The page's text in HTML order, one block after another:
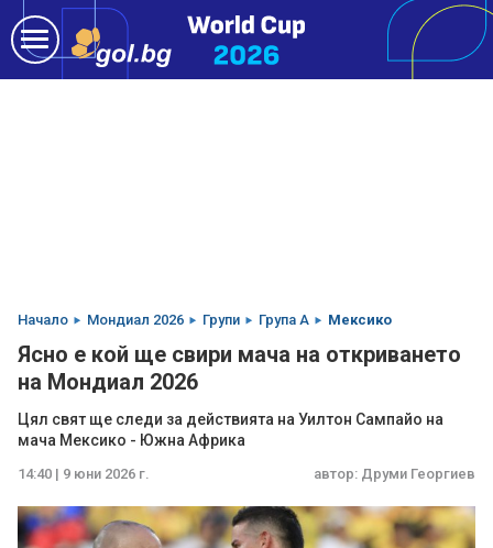
Начало Мондиал 2026 Групи Група A Мексико
Ясно е кой ще свири мача на откриването
на Мондиал 2026
Цял свят ще следи за действията на Уилтон Сампайо на
мача Мексико - Южна Африка
14:40 | 9 юни 2026 г. автор: Друми Георгиев